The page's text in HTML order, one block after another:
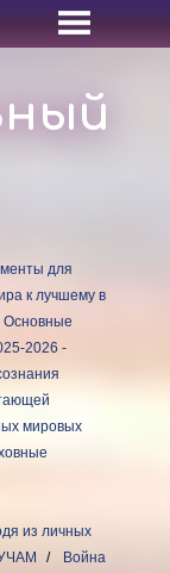
для
к лучшему в
Основные
2026 -
мировых
из личных
Война